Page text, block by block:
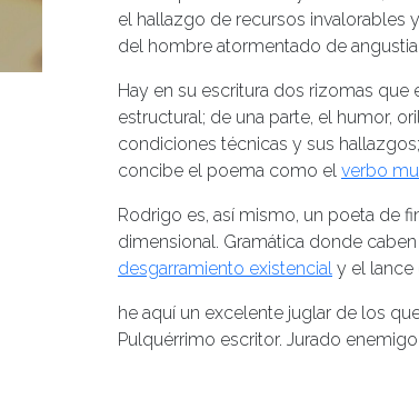
el hallazgo de recursos invalorables
del hombre atormentado de angustia
Hay en su escritura dos rizomas
estructural; de una parte, el humor,
condiciones técnicas y sus
concibe el poema como el verbo
Rodrigo es, así mismo, un poeta de
dimensional. Gramática donde
desgarramiento existencial y el lance
he aquí un excelente juglar de los
Pulquérrimo escritor. Jurado